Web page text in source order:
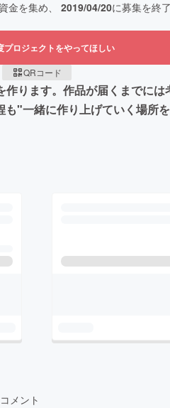
金を集め、 2019/04/20に募集を終
プロジェクトをやってほしい
QRコード
ります。作品が届くまでに
"一緒に作り上げていく場所
コメント